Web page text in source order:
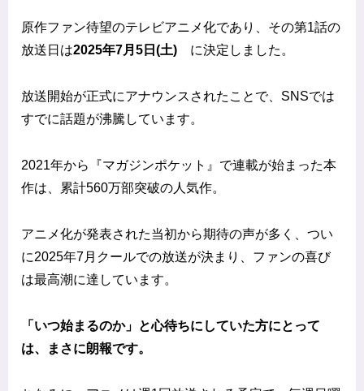
原作ファン待望のテレビアニメ化であり、その第1話の
放送日は2025年7月5日(土) に決定しました。
放送開始が正式にアナウンスされたことで、SNSでは
すでに話題が沸騰しています。
2021年から『マガジンポケット』で連載が始まった本
作は、累計560万部突破の人気作。
アニメ化が発表された当初から期待の声が多く、つい
に2025年7月クールでの放送が決まり、ファンの喜び
は最高潮に達しています。
「いつ始まるのか」と心待ちにしていた方にとって
は、まさに朗報です。